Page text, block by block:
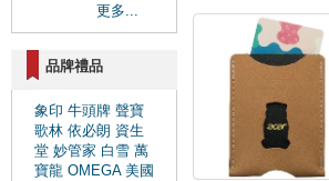
更多...
品牌禮品
象印 牛頭牌 聲寶
歌林 依必朗 資生
堂 妙管家 白雪 萬
寶龍 OMEGA 美國